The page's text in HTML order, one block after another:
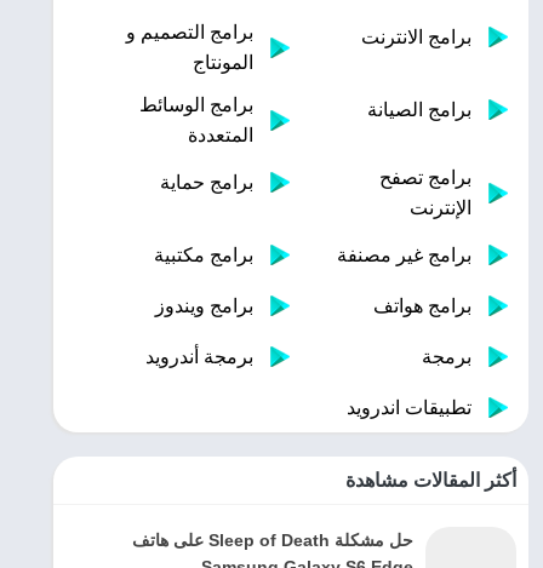
برامج الانترنت
برامج التصميم و
المونتاج
برامج الصيانة
برامج الوسائط
المتعددة
برامج تصفح
الإنترنت
برامج حماية
برامج غير مصنفة برامج مكتبية
برامج هواتف برامج ويندوز
برمجة برمجة أندرويد
تطبيقات اندرويد
أكثر المقالات مشاهدة
حل مشكلة Sleep of Death على هاتف